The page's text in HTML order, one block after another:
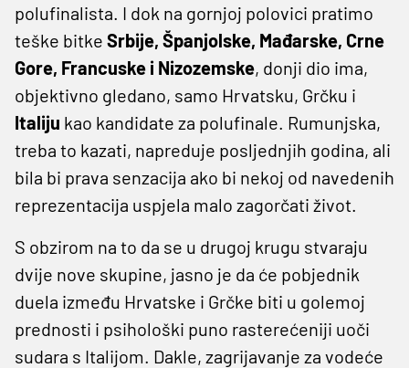
polufinalista. I dok na gornjoj polovici pratimo
teške bitke Srbije, Španjolske, Mađarske, Crne
Gore, Francuske i Nizozemske, donji dio ima,
objektivno gledano, samo Hrvatsku, Grčku i
Italiju kao kandidate za polufinale. Rumunjska,
treba to kazati, napreduje posljednjih godina, ali
bila bi prava senzacija ako bi nekoj od navedenih
reprezentacija uspjela malo zagorčati život.
S obzirom na to da se u drugoj krugu stvaraju
dvije nove skupine, jasno je da će pobjednik
duela između Hrvatske i Grčke biti u golemoj
prednosti i psihološki puno rasterećeniji uoči
sudara s Italijom. Dakle, zagrijavanje za vodeće